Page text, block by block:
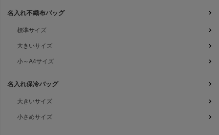
名入れ不織布バッグ
標準サイズ
大きいサイズ
小～A4サイズ
名入れ保冷バッグ
大きいサイズ
小さめサイズ